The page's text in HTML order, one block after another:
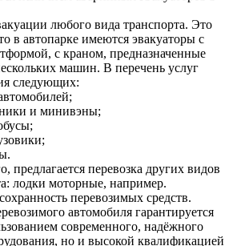
любого вида транспорта. Это
в автопарке имеются эвакуаторы с
с краном, предназначенные
машин. В перечень услуг
следующих:
и минивэны;
предлагается перевозка других видов
лодки моторные, например.
перевозимых средств.
автомобиля гарантируется
современного, надёжного
но и высокой квалификацией